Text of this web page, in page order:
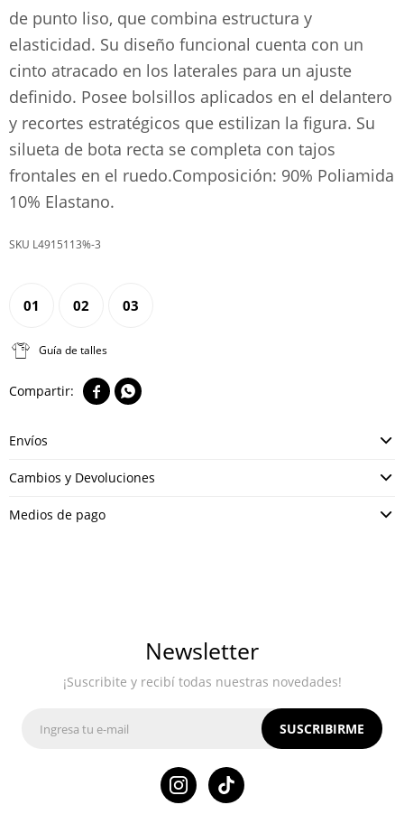
de punto liso, que combina estructura y
elasticidad. Su diseño funcional cuenta con un
cinto atracado en los laterales para un ajuste
definido. Posee bolsillos aplicados en el delantero
y recortes estratégicos que estilizan la figura. Su
silueta de bota recta se completa con tajos
frontales en el ruedo.Composición: 90% Poliamida
10% Elastano.
L4915113%-3
01 02 03
Guía de talles
 
Envíos
Cambios y Devoluciones
Medios de pago
Newsletter
¡Suscribite y recibí todas nuestras novedades!
SUSCRIBIRME
